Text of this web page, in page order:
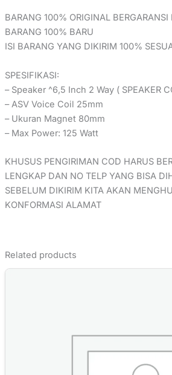
BARANG 100% ORIGINAL BERGARANSI
BARANG 100% BARU
ISI BARANG YANG DIKIRIM 100%
SPESIFIKASI:
– Speaker ^6,5 Inch 2 Way ( SPEAKER
– ASV Voice Coil 25mm
– Ukuran Magnet 80mm
– Max Power: 125 Watt
KHUSUS PENGIRIMAN COD HARUS
LENGKAP DAN NO TELP YANG BISA
SEBELUM DIKIRIM KITA AKAN
KONFORMASI ALAMAT
Related products